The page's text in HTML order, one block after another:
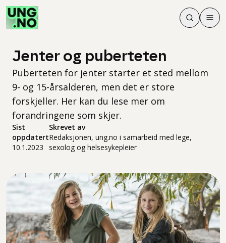
Søk
Søk
Meny
Jenter og puberteten
Puberteten for jenter starter et sted mellom
9- og 15-årsalderen, men det er store
forskjeller. Her kan du lese mer om
forandringene som skjer.
Sist
oppdatert
10.1.2023
Skrevet av
Redaksjonen, ung.no i samarbeid med lege,
sexolog og helsesykepleier